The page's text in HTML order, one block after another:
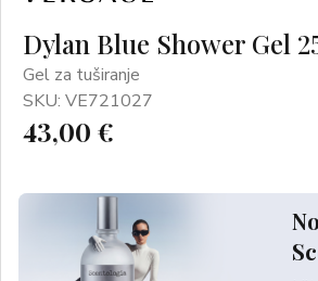
Dylan Blue Shower Gel
Gel za tuširanje
SKU: VE721027
43,00 €